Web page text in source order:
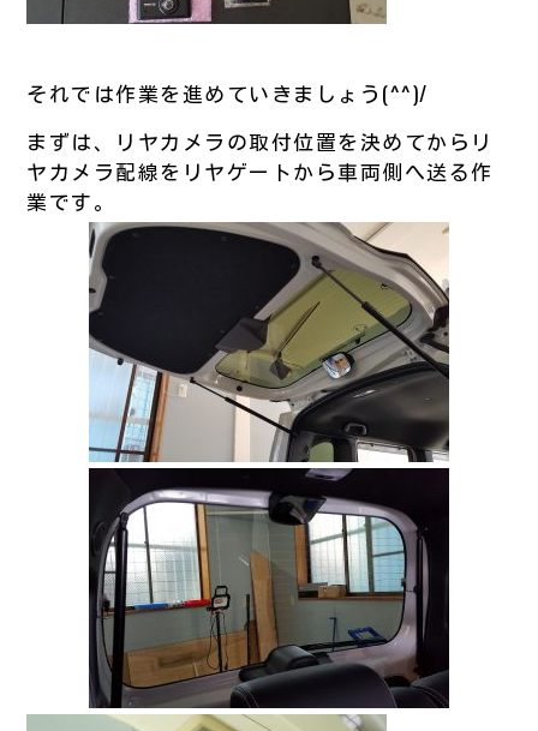
それでは作業を進めていきましょう(^^)/
まずは、リヤカメラの取付位置を決めてからリ
ヤカメラ配線をリヤゲートから車両側へ送る作
業です。